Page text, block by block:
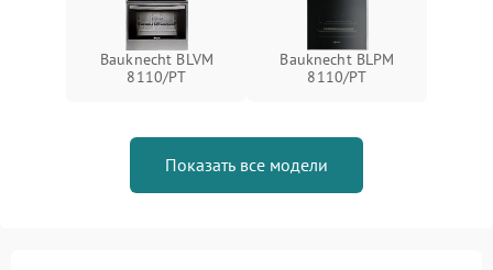
Bauknecht BLVM
8110/PT
Bauknecht BLPM
8110/PT
Показать все модели